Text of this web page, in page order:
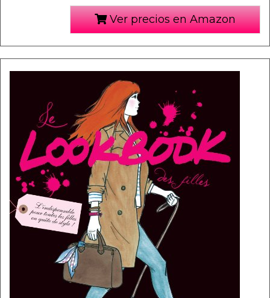
Ver precios en Amazon